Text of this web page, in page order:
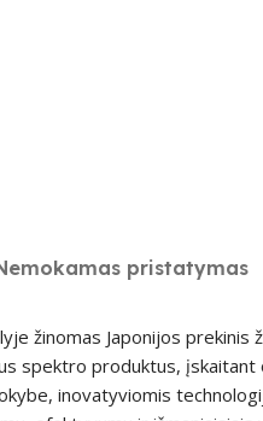
pristatymas
žinomas Japonijos
spektro produktus,
inovatyviomis